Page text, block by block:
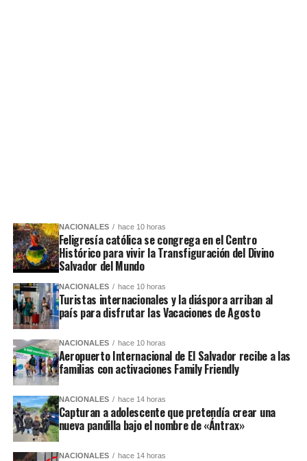
NACIONALES hace 10 horas
Feligresía católica se congrega en el Centro
Histórico para vivir la Transfiguración del Divino
Salvador del Mundo
NACIONALES hace 10 horas
Turistas internacionales y la diáspora arriban al
país para disfrutar las Vacaciones de Agosto
NACIONALES hace 10 horas
Aeropuerto Internacional de El Salvador recibe a las
familias con activaciones Family Friendly
NACIONALES hace 14 horas
Capturan a adolescente que pretendía crear una
nueva pandilla bajo el nombre de «Ántrax»
NACIONALES hace 14 horas